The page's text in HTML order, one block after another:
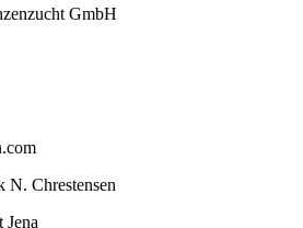
GmbH
N. Chrestensen